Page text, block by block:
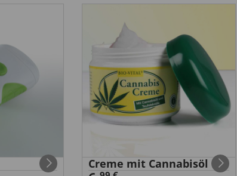
Creme mit Cannabisöl